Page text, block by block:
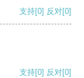
支持[0] 反对[0]
支持[0] 反对[0]